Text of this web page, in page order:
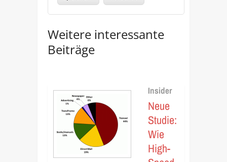
Weitere interessante
Beiträge
Insider
Neue
Studie:
Wie
High-